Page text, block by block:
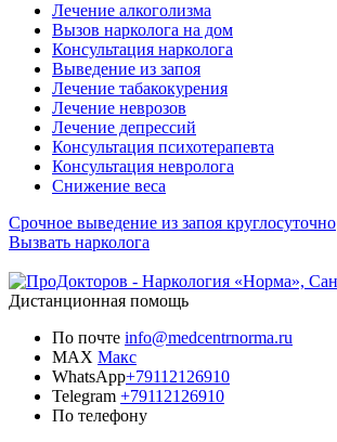
Лечение алкоголизма
Вызов нарколога на дом
Консультация нарколога
Выведение из запоя
Лечение табакокурения
Лечение неврозов
Лечение депрессий
Консультация психотерапевта
Консультация невролога
Снижение веса
Срочное выведение из запоя круглосуточно
Вызвать нарколога
Дистанционная помощь
По почте info@medcentrnorma.ru
MAX Макс
WhatsApp+79112126910
Telegram +79112126910
По телефону